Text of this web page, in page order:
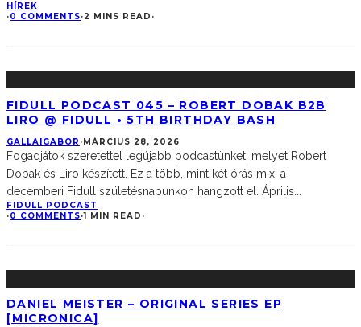
HÍREK
·0 COMMENTS·2 MINS READ ·
FIDULL PODCAST 045 – ROBERT DOBAK B2B
LIRO @ FIDULL • 5TH BIRTHDAY BASH
GALLAIGABOR ·MÁRCIUS 28, 2026
Fogadjátok szeretettel legújabb podcastünket, melyet Robert
Dobak és Liro készített. Ez a több, mint két órás mix, a
decemberi Fidull születésnapunkon hangzott el. Április
FIDULL PODCAST
·0 COMMENTS·1 MIN READ ·
DANIEL MEISTER – ORIGINAL SERIES EP
[MICRONICA]